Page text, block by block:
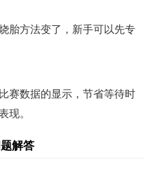
胎方法变了，新手可以先专
赛数据的显示，节省等待时
现。
解答